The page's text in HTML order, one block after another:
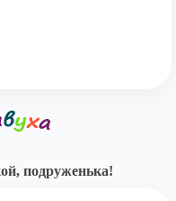
подруженька!